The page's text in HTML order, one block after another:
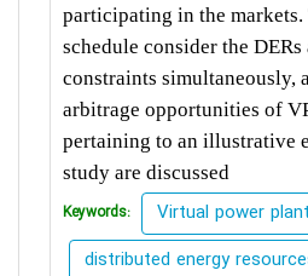
participating in the
schedule consider the
constraints simultaneously,
arbitrage opportunities of
pertaining to an illustrative
study are discussed
Keywords: Virtual power plant
distributed energy